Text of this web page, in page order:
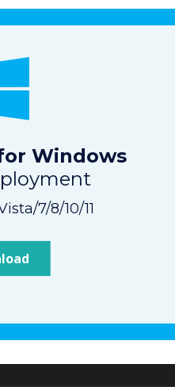
Windows
7/8/10/11